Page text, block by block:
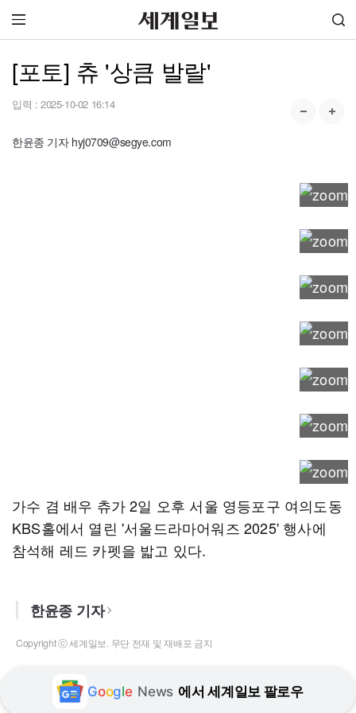
[포토] 츄 '상큼 발랄'
입력 : 2025-10-02 16:14
한윤종 기자 hyj0709@segye.com
가수 겸 배우 츄가 2일 오후 서울 영등포구 여의도동
KBS홀에서 열린 '서울드라마어워즈 2025' 행사에
참석해 레드 카펫을 밟고 있다.
한윤종 기자
Copyright ⓒ 세계일보. 무단 전재 및 재배포 금지
Google News 에서 세계일보 팔로우